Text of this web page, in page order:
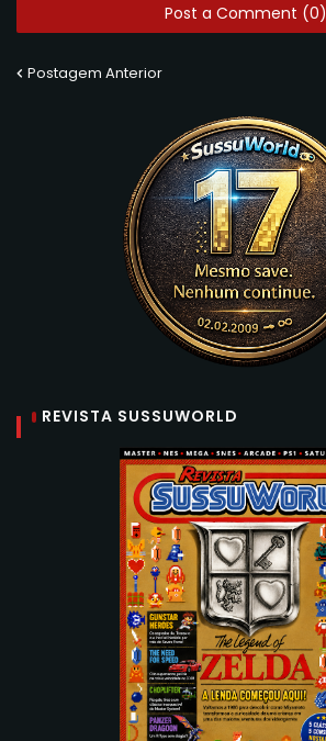
Post a Comment (0)
Postagem Anterior
REVISTA SUSSUWORLD